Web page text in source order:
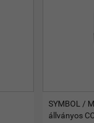
SYMBOL /
állványos